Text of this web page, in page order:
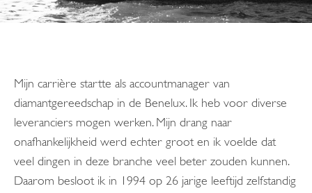
Mijn carrière startte als accountmanager van
diamantgereedschap in de Benelux. Ik heb voor diverse
leveranciers mogen werken. Mijn drang naar
onafhankelijkheid werd echter groot en ik voelde dat
veel dingen in deze branche veel beter zouden kunnen.
Daarom besloot ik in 1994 op 26 jarige leeftijd zelfstandig